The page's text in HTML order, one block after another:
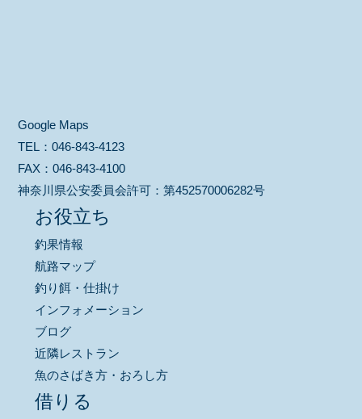
Google Maps
TEL：046-843-4123
FAX：046-843-4100
神奈川県公安委員会許可：第452570006282号
お役立ち
釣果情報
航路マップ
釣り餌・仕掛け
インフォメーション
ブログ
近隣レストラン
魚のさばき方・おろし方
借りる